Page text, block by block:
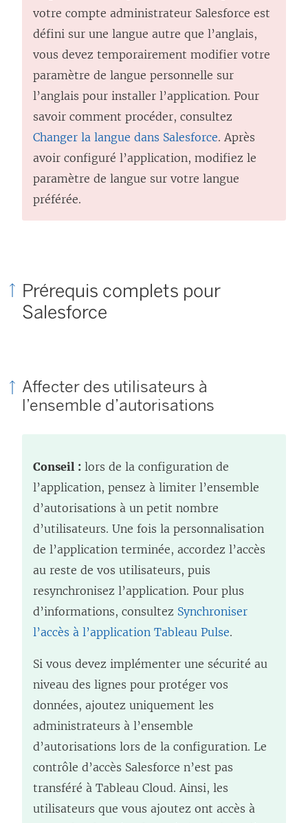
votre compte administrateur Salesforce est
défini sur une langue autre que l’anglais,
vous devez temporairement modifier votre
paramètre de langue personnelle sur
l’anglais pour installer l’application. Pour
savoir comment procéder, consultez
Changer la langue dans Salesforce. Après
avoir configuré l’application, modifiez le
paramètre de langue sur votre langue
préférée.
Prérequis complets pour
Salesforce
Affecter des utilisateurs à
l’ensemble d’autorisations
Conseil : lors de la configuration de
l’application, pensez à limiter l’ensemble
d’autorisations à un petit nombre
d’utilisateurs. Une fois la personnalisation
de l’application terminée, accordez l’accès
au reste de vos utilisateurs, puis
resynchronisez l’application. Pour plus
d’informations, consultez Synchroniser
l’accès à l’application Tableau Pulse.
Si vous devez implémenter une sécurité au
niveau des lignes pour protéger vos
données, ajoutez uniquement les
administrateurs à l’ensemble
d’autorisations lors de la configuration. Le
contrôle d’accès Salesforce n’est pas
transféré à Tableau Cloud. Ainsi, les
utilisateurs que vous ajoutez ont accès à